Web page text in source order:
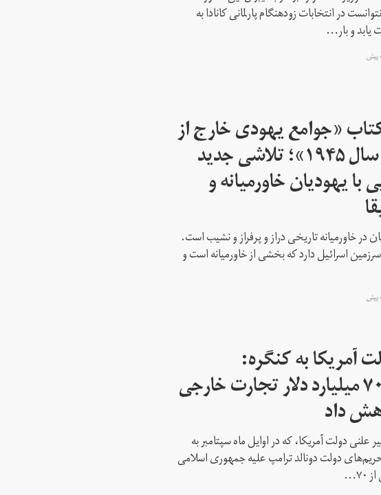
در انتخابات زود‌هنگام پارلمانی کانادا به
و بار...
«جوامع یهودی خارج از
اسرائیل از سال ۱۹۴۵»؛ تلاشی جدید
با یهودیان خاورمیانه و
در خاورمیانه تاریخی دراز و پرفراز و نشیب است.
اسرائیل دارد که بخشی از خاورمیانه است و
آمریکا به کنگره:
تحریم‌ها ۷۰ میلیارد دلار تجارت خارجی
داد
علنی دولت آمریکا، که در اوایل ماه سپتامبر به
دولت دونالد ترامپ علیه جمهوری اسلامی